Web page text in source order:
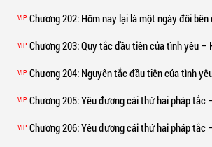
VIP Chương 202: Hôm nay lại là một ngày đôi bên
VIP Chương 203: Quy tắc đầu tiên của tình yêu –
VIP Chương 204: Nguyên tắc đầu tiên của tình
VIP Chương 205: Yêu đương cái thứ hai pháp tắc
VIP Chương 206: Yêu đương cái thứ hai pháp tắc